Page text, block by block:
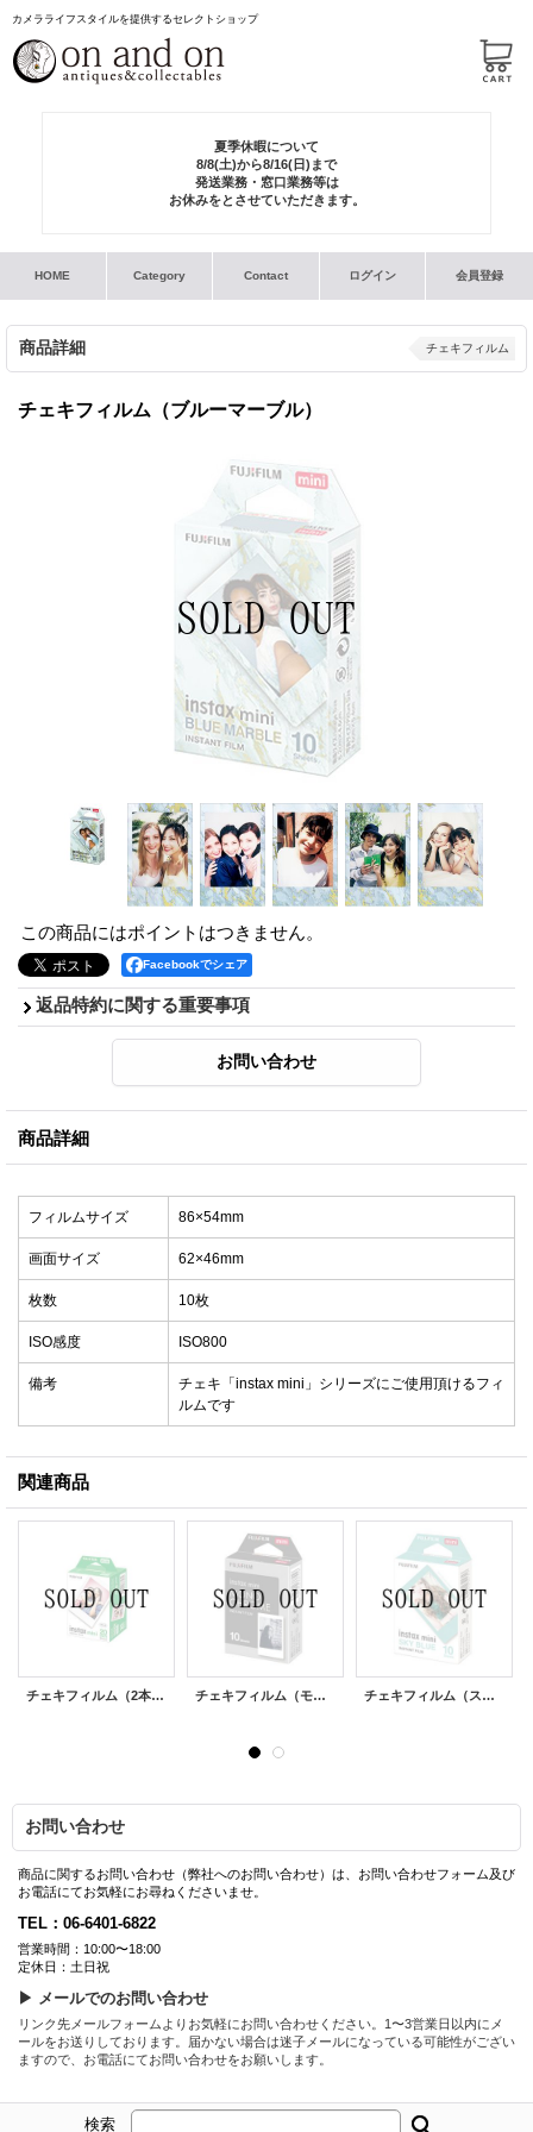
カメラライフスタイルを提供するセレクトショップ
夏季休暇について
8/8(土)から8/16(日)まで
発送業務・窓口業務等は
お休みをとさせていただきます。
HOME Category Contact ログイン 会員登録
商品詳細 チェキフィルム
チェキフィルム（ブルーマーブル）
この商品にはポイントはつきません。
Facebookでシェア
返品特約に関する重要事項
商品詳細
フィルムサイズ 86×54mm
画面サイズ 62×46mm
枚数 10枚
ISO感度 ISO800
備考
チェキ「instax mini」シリーズにご使用頂けるフィ
ルムです
関連商品
チェキフィルム（2本パック） チェキフィルム（モノクロ） チェキフィルム（スカイブルーフレーム）
お問い合わせ
商品に関するお問い合わせ（弊社へのお問い合わせ）は、お問い合わせフォーム及び
お電話にてお気軽にお尋ねくださいませ。
TEL：06-6401-6822
営業時間：10:00〜18:00
定休日：土日祝
▶ メールでのお問い合わせ
リンク先メールフォームよりお気軽にお問い合わせください。1〜3営業日以内にメ
ールをお送りしております。届かない場合は迷子メールになっている可能性がござい
ますので、お電話にてお問い合わせをお願いします。
検索